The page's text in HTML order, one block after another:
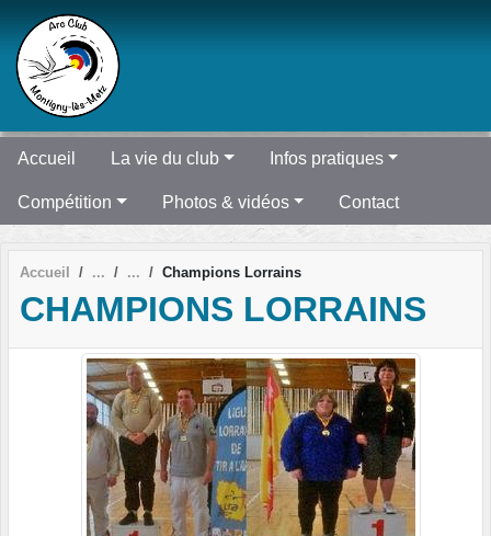
Accueil La vie du club Infos pratiques
Compétition Photos & vidéos Contact
Accueil Champions Lorrains
CHAMPIONS LORRAINS
Panneau de gestion des cookies